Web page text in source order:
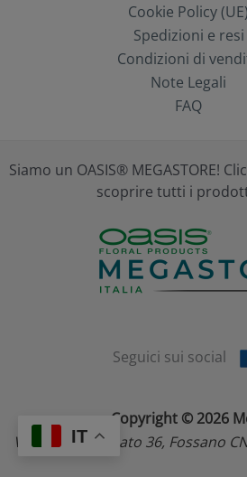
Cookie Policy (UE)
Spedizioni e resi
Condizioni di
Note Legali
FAQ
Siamo un OASIS® MEGASTORE!
scoprire tutti i
Seguici sui social
Copyright © 2026
Via dell'Artigianato 36, Fossano
IT